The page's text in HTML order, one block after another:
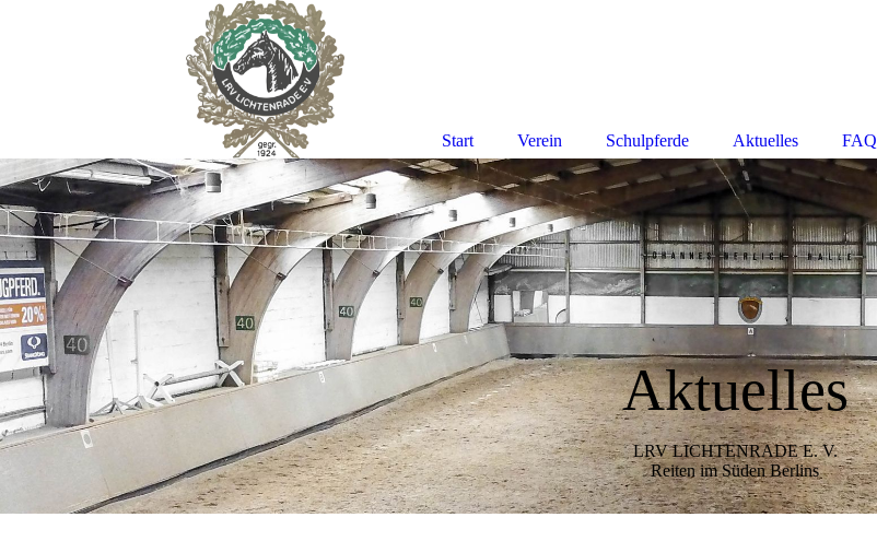
Aktuelles
LRV LICHTENRADE E. V.
Reiten im Süden Berlins
Start Verein Schulpferde Aktuelles FAQ